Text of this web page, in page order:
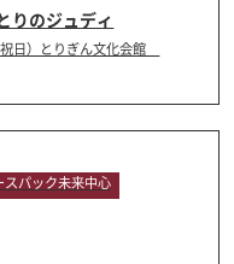
りのジュディ
日）とりぎん文化会館
スパック未来中心